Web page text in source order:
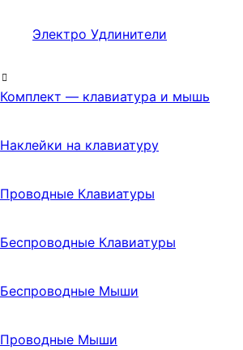
Электро Удлинители
Комплект — клавиатура и мышь
Наклейки на клавиатуру
Проводные Клавиатуры
Беспроводные Клавиатуры
Беспроводные Мыши
Проводные Мыши